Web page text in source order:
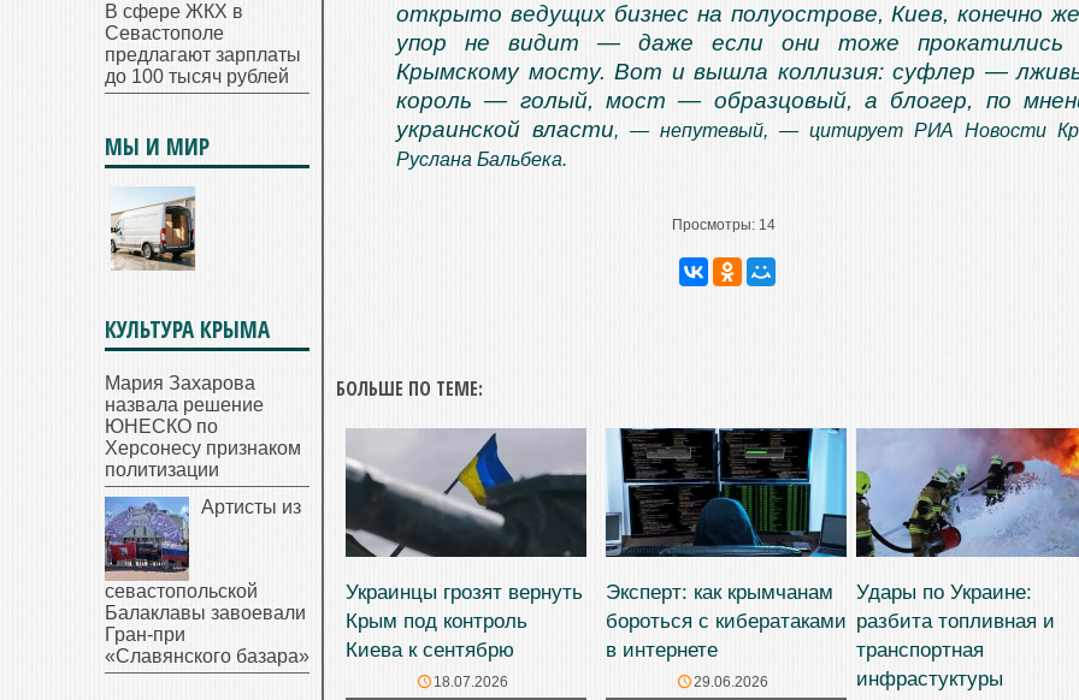
открыто ведущих бизнес на полуострове, Киев, конечно
упор не видит — даже если они тоже прокатились
Крымскому мосту. Вот и вышла коллизия: суфлер —
король — голый, мост — образцовый, а блогер, по
украинской власти, — непутевый, — цитирует РИА Новости
Руслана Бальбека.
Просмотры: 14
БОЛЬШЕ ПО ТЕМЕ:
Украинцы грозят вернуть
Крым под контроль
Киева к сентябрю
18.07.2026
Эксперт: как крымчанам
бороться с кибератаками
в интернете
29.06.2026
Удары по Украине:
разбита топливная и
транспортная
инфрастуктуры
В сфере ЖКХ в
Севастополе
предлагают зарплаты
до 100 тысяч рублей
МЫ И МИР
КУЛЬТУРА КРЫМА
Мария Захарова
назвала решение
ЮНЕСКО по
Херсонесу признаком
политизации
Артисты из
севастопольской
Балаклавы завоевали
Гран-при
«Славянского базара»